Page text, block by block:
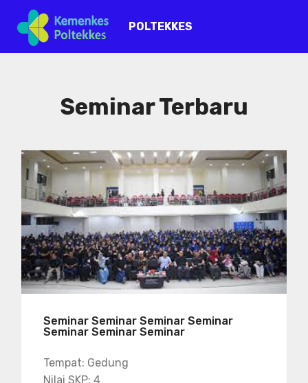
POLTEKKES
Seminar Terbaru
Seminar Seminar Seminar Seminar
Seminar Seminar Seminar
Tempat: Gedung
Nilai SKP: 4